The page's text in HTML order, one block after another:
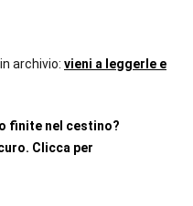
archivio: vieni a leggerle e